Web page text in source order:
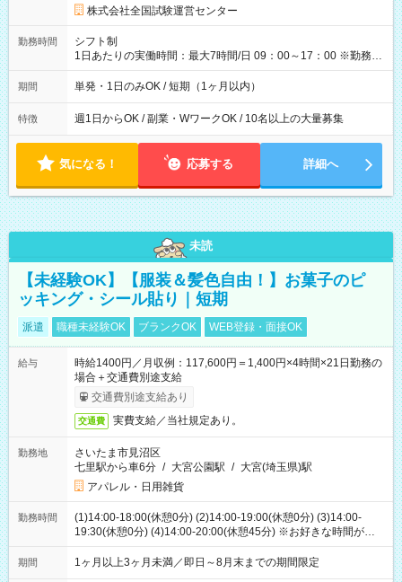
円の場合あり ・国家試験 7:00～13:30（休憩なし） 時給1,300
円（役割手当＋100円）×6時間＝日収8,400円＋交通費 【試用期
間】試用期間なし
株式会社全国試験運営センター
勤務時間
シフト制
1日あたりの実働時間：最大7時間/日 09：00～17：00 ※勤務時
間は 試験により異なります。
期間 単発・1日のみOK / 短期（1ヶ月以内）
特徴 週1日からOK / 副業・WワークOK / 10名以上の大量募集
気になる！ 応募する 詳細へ
未読
【未経験OK】【服装＆髪色自由！】お菓子のピ
ッキング・シール貼り｜短期
派遣 職種未経験OK ブランクOK WEB登録・面接OK
給与
時給1400円／月収例：117,600円＝1,400円×4時間×21日勤務の
場合＋交通費別途支給
交通費別途支給あり
交通費 実費支給／当社規定あり。
勤務地
さいたま市見沼区
七里駅から車6分 / 大宮公園駅 / 大宮(埼玉県)駅
アパレル・日用雑貨
勤務時間
(1)14:00-18:00(休憩0分) (2)14:00-19:00(休憩0分) (3)14:00-
19:30(休憩0分) (4)14:00-20:00(休憩45分) ※お好きな時間が選べ
ます
期間 1ヶ月以上3ヶ月未満／即日～8月末までの期間限定